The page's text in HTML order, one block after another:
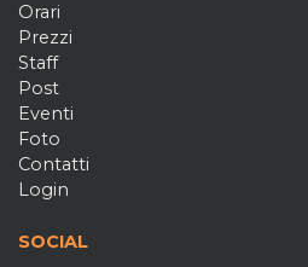
Orari
Prezzi
Staff
Post
Eventi
Foto
Contatti
Login
SOCIAL